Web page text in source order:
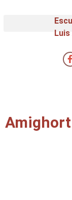
Luis
Amighort